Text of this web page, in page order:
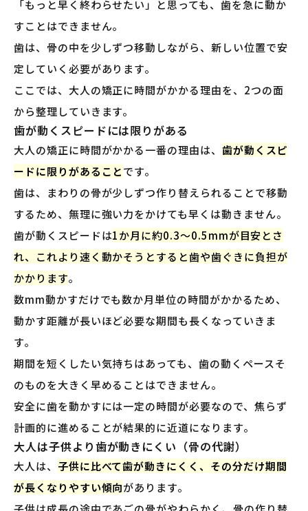
「もっと早く終わらせたい」と思っても、歯を急に動か
すことはできません。
歯は、骨の中を少しずつ移動しながら、新しい位置で安
定していく必要があります。
ここでは、大人の矯正に時間がかかる理由を、2つの面
から整理していきます。
歯が動くスピードには限りがある
大人の矯正に時間がかかる一番の理由は、 歯が動くスピ
ードに限りがあることです。
歯は、まわりの骨が少しずつ作り替えられることで移動
するため、無理に強い力をかけても早くは動きません。
歯が動くスピードは1か月に約0.3〜0.5mmが目安とさ
れ、これより速く動かそうとすると歯や歯ぐきに負担が
かかります。
数mm動かすだけでも数か月単位の時間がかかるため、
動かす距離が長いほど必要な期間も長くなっていきま
す。
期間を短くしたい気持ちはあっても、歯の動くペースそ
のものを大きく早めることはできません。
安全に歯を動かすには一定の時間が必要なので、焦らず
計画的に進めることが結果的に近道になります。
大人は子供より歯が動きにくい（骨の代謝）
大人は、 子供に比べて歯が動きにくく、その分だけ期間
が長くなりやすい傾向があります。